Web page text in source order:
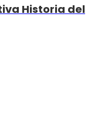
Historia del